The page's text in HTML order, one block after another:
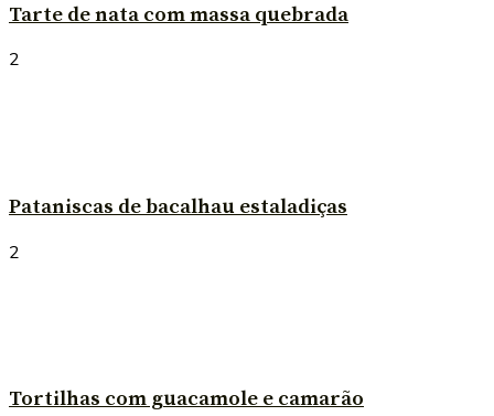
Tarte de nata com massa quebrada
2
Pataniscas de bacalhau estaladiças
2
Tortilhas com guacamole e camarão